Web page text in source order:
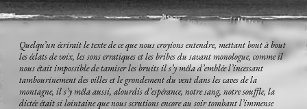
Quelqu’un écrirait le texte de ce que nous croyions entendre, mettant bout à bout
les éclats de voix, les sons erratiques et les bribes du savant monologue, comme il
nous était impossible de tamiser les bruits il s’y mêla d’emblée l’incessant
tambourinement des villes et le grondement du vent dans les caves de la
montagne, il s’y mêla aussi, alourdis d’espérance, notre sang, notre souffle, la
dictée était si lointaine que nous scrutions encore au soir tombant l’immense